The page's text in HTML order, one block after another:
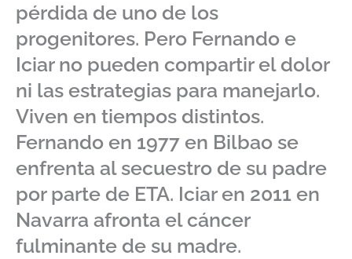
pérdida de uno de los
progenitores. Pero Fernando e
Iciar no pueden compartir el dolor
ni las estrategias para manejarlo.
Viven en tiempos distintos.
Fernando en 1977 en Bilbao se
enfrenta al secuestro de su padre
por parte de ETA. Iciar en 2011 en
Navarra afronta el cáncer
fulminante de su madre.